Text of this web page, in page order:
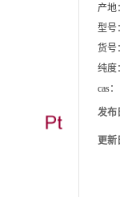
产地
型号
货号
纯度
cas：
发布
更新